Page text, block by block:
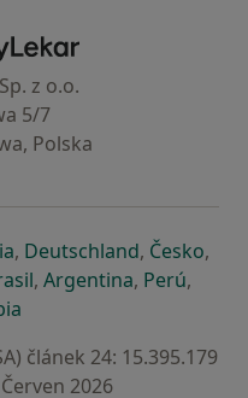
- Hlavní stránka
z o.o.
5/7
Polska
záložce
v nové záložce
se otevře v nové záložce
, Deutschlandse otevře v
, Českose
,
v nové záložce
v nové záložce
se otevře v nové
, Argentinase otevře v
, Perúse
,
článek 24: 15.395.179
2026